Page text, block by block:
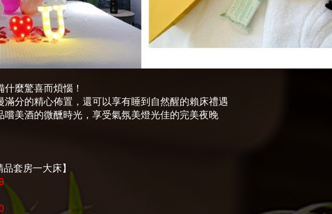
麼驚喜而煩惱！
分的精心佈置，還可以享有睡到自然醒的賴床禮遇
美酒的微醺時光，享受氣氛美燈光佳的完美夜晚
套房一大床】